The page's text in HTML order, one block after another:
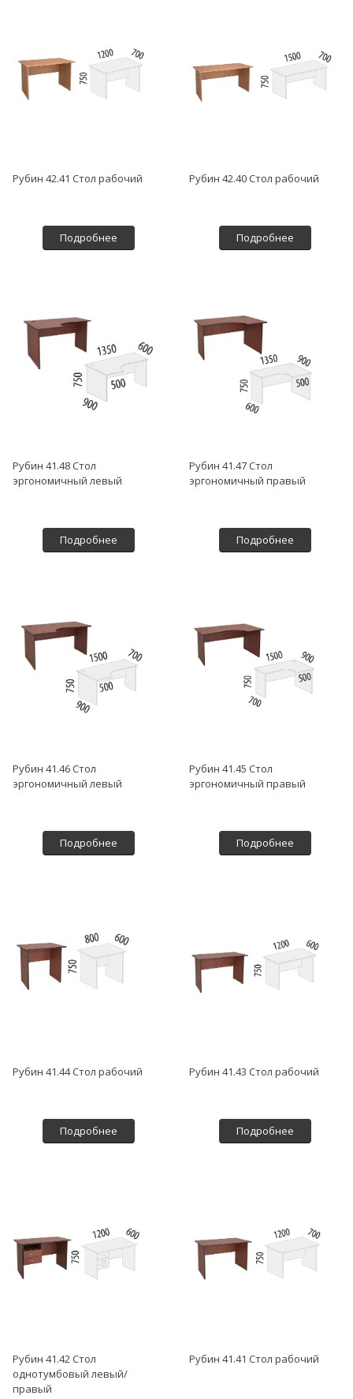
Рубин 42.41 Стол рабочий
Подробнее
Рубин 42.40 Стол рабочий
Подробнее
Рубин 41.48 Стол
эргономичный левый
Подробнее
Рубин 41.47 Стол
эргономичный правый
Подробнее
Рубин 41.46 Стол
эргономичный левый
Подробнее
Рубин 41.45 Стол
эргономичный правый
Подробнее
Рубин 41.44 Стол рабочий
Подробнее
Рубин 41.43 Стол рабочий
Подробнее
Рубин 41.42 Стол
однотумбовый левый/
правый
Рубин 41.41 Стол рабочий